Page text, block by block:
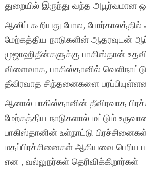
துறையில் இருந்து வந்த அபூர்வமான
ஆஸிப் கூறியது போல, போர்காலத்தில்
மேற்கத்திய நாடுகளின் ஆதரவுடன்
முஜாஹிதீன்களுக்கு பாகிஸ்தான்
விளைவாக, பாகிஸ்தானில்
தீவிரவாத சிந்தனைகளை
ஆனால் பாகிஸ்தானின் தீவிரவாத
மேற்கத்திய நாடுகளால் மட்டும்
பாகிஸ்தானின் உள்நாட்டு
மதப்பிரச்சினைகள் ஆகியவை பெரிய
என , வல்லுநர்கள் தெரிவிக்கிறார்கள்